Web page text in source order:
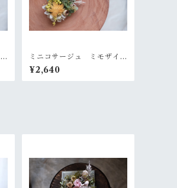
ミニコサージュ ミモザイ
エロー
¥2,640